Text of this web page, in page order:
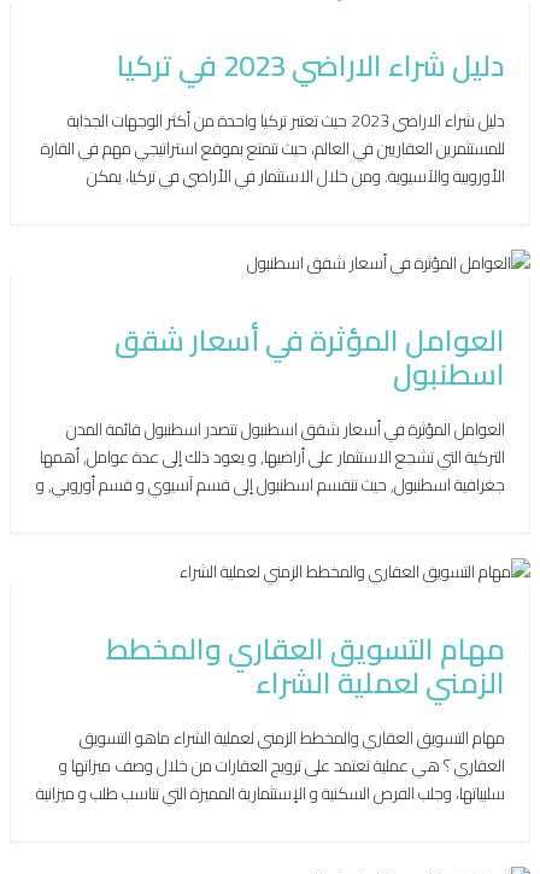
دليل شراء الاراضي 2023 في تركيا
دليل شراء الاراضي 2023 حيث تعتبر تركيا واحدة من أكثر الوجهات الجذابة
للمستثمرين العقاريين في العالم، حيث تتمتع بموقع استراتيجي مهم في القارة
الأوروبية والآسيوية. ومن خلال الاستثمار في الأراضي في تركيا، يمكن
العوامل المؤثرة في أسعار شقق
اسطنبول
العوامل المؤثرة في أسعار شقق اسطنبول تتصدر اسطنبول قائمة المدن
التركية التي تشجع الاستثمار على أراضيها, و يعود ذلك إلى عدة عوامل, أهمها
جغرافية اسطنبول, حيث تنقسم اسطنبول إلى قسم آسيوي و قسم أوروبي, و
مهام التسويق العقاري والمخطط
الزمني لعملية الشراء
مهام التسويق العقاري والمخطط الزمني لعملية الشراء ماهو التسويق
العقاري ؟ هي عملية تعتمد على ترويج العقارات من خلال وصف ميزاتها و
سلبياتها، وجلب الفرص السكنية و الإستثمارية المميزة التي تناسب طلب و ميزانية